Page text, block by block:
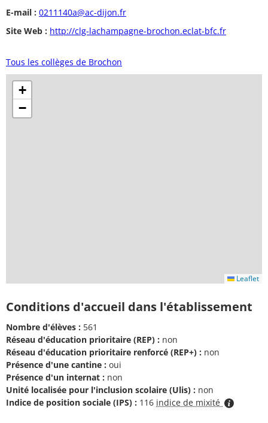
E-mail : 0211140a@ac-dijon.fr
Site Web : http://clg-lachampagne-brochon.eclat-bfc.fr
Tous les collèges de Brochon
+
−
Leaflet
Conditions d'accueil dans l'établissement
Nombre d'élèves : 561
Réseau d'éducation prioritaire (REP) : non
Réseau d'éducation prioritaire renforcé (REP+) : non
Présence d'une cantine : oui
Présence d'un internat : non
Unité localisée pour l'inclusion scolaire (Ulis) : non
Indice de position sociale (IPS) : 116 indice de mixité